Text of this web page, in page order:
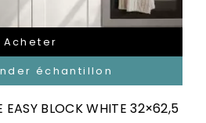
Acheter
échantillon
EASY BLOCK WHITE 32×62,5